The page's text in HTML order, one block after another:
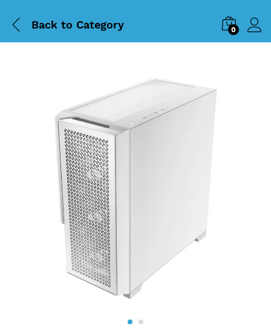
Back to Category 0